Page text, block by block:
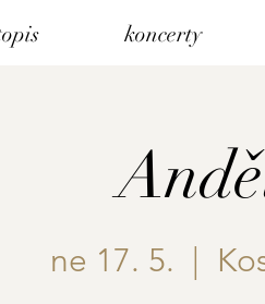
koncerty
ne 17. 5.